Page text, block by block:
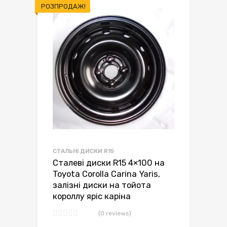
РОЗПРОДАЖ!
СТАЛЬНІ ДИСКИ R15
Сталеві диски R15 4×100 на
Toyota Corolla Carina Yaris,
залізні диски на тойота
короллу яріс каріна
(0 reviews)